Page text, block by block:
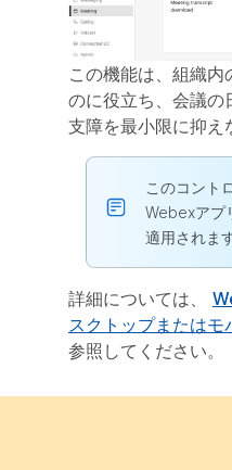
この機能は、組織内
のに役立ち、会議の
支障を最小限に抑え
このコント
Webexアプ
適用されます
詳細については、
スクトップまたはモ
参照してください。